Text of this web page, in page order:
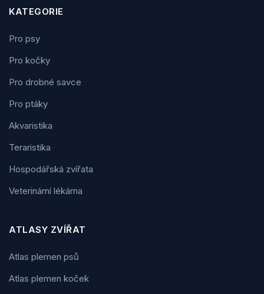
KATEGORIE
Pro psy
Pro kočky
Pro drobné savce
Pro ptáky
Akvaristika
Teraristika
Hospodářská zvířata
Veterinární lékárna
ATLASY ZVÍŘAT
Atlas plemen psů
Atlas plemen koček